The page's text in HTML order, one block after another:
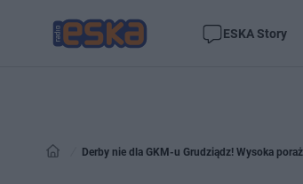
ESKA Story
Derby nie dla GKM-u Grudziądz! Wysoka